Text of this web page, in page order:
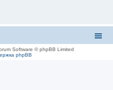
Software © phpBB Limited
phpBB